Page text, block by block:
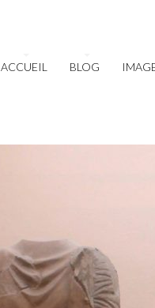
ACCUEIL BLOG